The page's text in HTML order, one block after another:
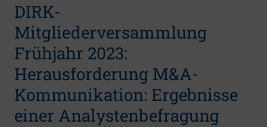
DIRK-
Mitgliederversammlung
Frühjahr 2023:
Herausforderung M&A-
Kommunikation: Ergebnisse
einer Analystenbefragung